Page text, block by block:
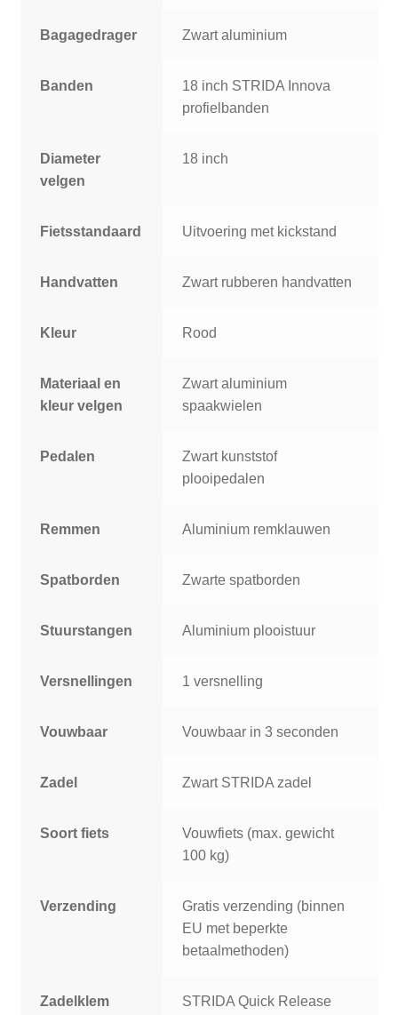
Bagagedrager Zwart aluminium
Banden
18 inch STRIDA Innova
profielbanden
Diameter
velgen
18 inch
Fietsstandaard Uitvoering met kickstand
Handvatten Zwart rubberen handvatten
Kleur Rood
Materiaal en
kleur velgen
Zwart aluminium
spaakwielen
Pedalen
Zwart kunststof
plooipedalen
Remmen Aluminium remklauwen
Spatborden Zwarte spatborden
Stuurstangen Aluminium plooistuur
Versnellingen 1 versnelling
Vouwbaar Vouwbaar in 3 seconden
Zadel Zwart STRIDA zadel
Soort fiets
Vouwfiets (max. gewicht
100 kg)
Verzending
Gratis verzending (binnen
EU met beperkte
betaalmethoden)
Zadelklem
STRIDA Quick Release